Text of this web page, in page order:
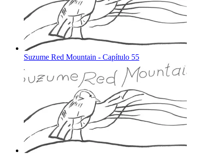
Suzume Red Mountain - Capítulo 55